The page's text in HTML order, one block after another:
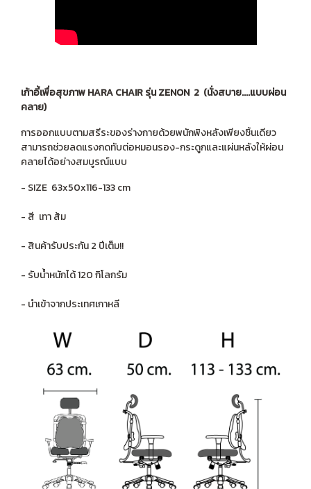
เก้าอี้เพื่อสุขภาพ HARA CHAIR รุ่น ZENON 2 (นั่งสบาย....แบบผ่อน
คลาย)
การออกแบบตามสรีระของร่างกายด้วยพนักพิงหลังเพียงชิ้นเดียว
สามารถช่วยลดแรงกดทับต่อหมอนรอง-กระดูกและแผ่นหลังให้ผ่อน
คลายได้อย่างสมบูรณ์แบบ
- SIZE 63x50x116-133 cm
- สี เทา ส้ม
- สินค้ารับประกัน 2 ปีเต็ม!!
- รับน้ำหนักได้ 120 กิโลกรัม
- นำเข้าจากประเทศเกาหลี